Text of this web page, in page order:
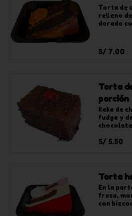
Torta de
relleno
dorado
S/ 7.00
Torta
porción
Keke de
fudge y
S/ 5.50
Torta
En la
fresa,
con